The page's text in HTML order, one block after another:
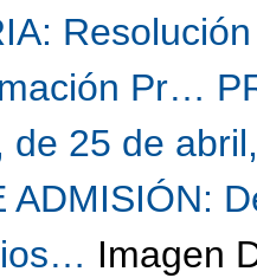
Pr…
de 25 de
ADMISIÓN:
Imagen